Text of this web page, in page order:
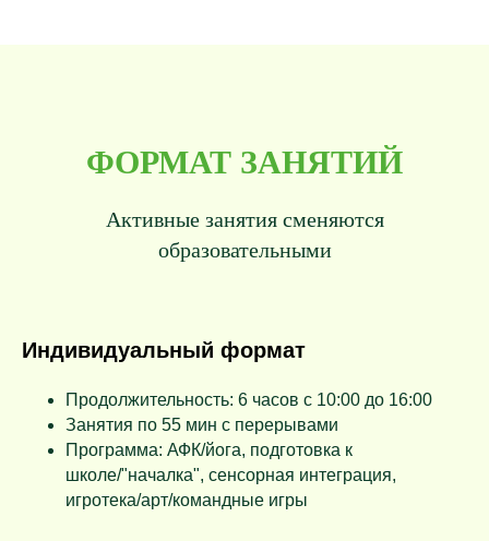
ФОРМАТ ЗАНЯТИЙ
Активные занятия сменяются
образовательными
Индивидуальный формат
Продолжительность: 6 часов с 10:00 до 16:00
Занятия по 55 мин с перерывами
Программа: АФК/йога, подготовка к
школе/"началка", сенсорная интеграция,
игротека/арт/командные игры